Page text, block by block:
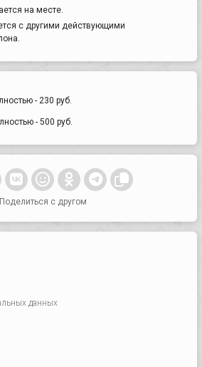
на месте.
с другими действующими
- 230 руб.
- 500 руб.
Поделиться с другом
данных